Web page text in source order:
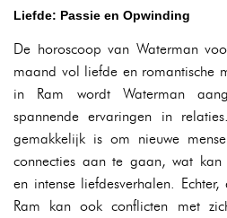
Liefde: Passie en Opwinding
De horoscoop van Waterman
maand vol liefde en romantische
in Ram wordt Waterman
spannende ervaringen in
gemakkelijk is om nieuwe
connecties aan te gaan, wat kan
en intense liefdesverhalen.
Ram kan ook conflicten met